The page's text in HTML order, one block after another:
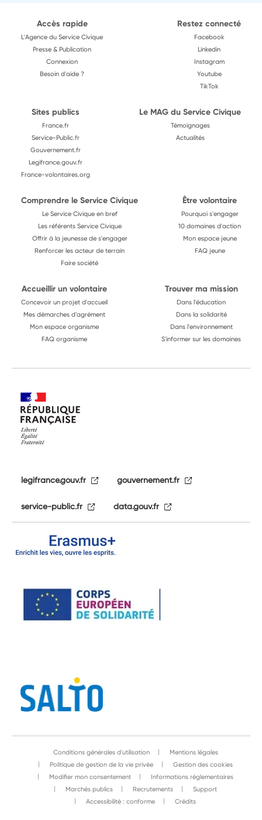
Accès rapide
L'Agence du Service Civique
Presse & Publication
Connexion
Besoin d'aide ?
Restez connecté
Facebook
Linkedin
Instagram
Youtube
TikTok
Sites publics
France.fr
Service-Public.fr
Gouvernement.fr
Legifrance.gouv.fr
France-volontaires.org
Le MAG du Service Civique
Témoignages
Actualités
Comprendre le Service Civique
Le Service Civique en bref
Les référents Service Civique
Offrir à la jeunesse de s'engager
Renforcer les acteur de terrain
Faire société
Être volontaire
Pourquoi s'engager
10 domaines d'action
Mon espace jeune
FAQ jeune
Accueillir un volontaire
Concevoir un projet d'accueil
Mes démarches d'agrément
Mon espace organisme
FAQ organisme
Trouver ma mission
Dans l'éducation
Dans la solidarité
Dans l'environnement
S'informer sur les domaines
legifrance.gouv.fr gouvernement.fr
service-public.fr data.gouv.fr
Conditions générales d'utilisation
Mentions légales
Politique de gestion de la vie privée
Gestion des cookies
Modifier mon consentement
Informations réglementaires
Marchés publics
Recrutements
Support
Accessibilité : conforme
Crédits